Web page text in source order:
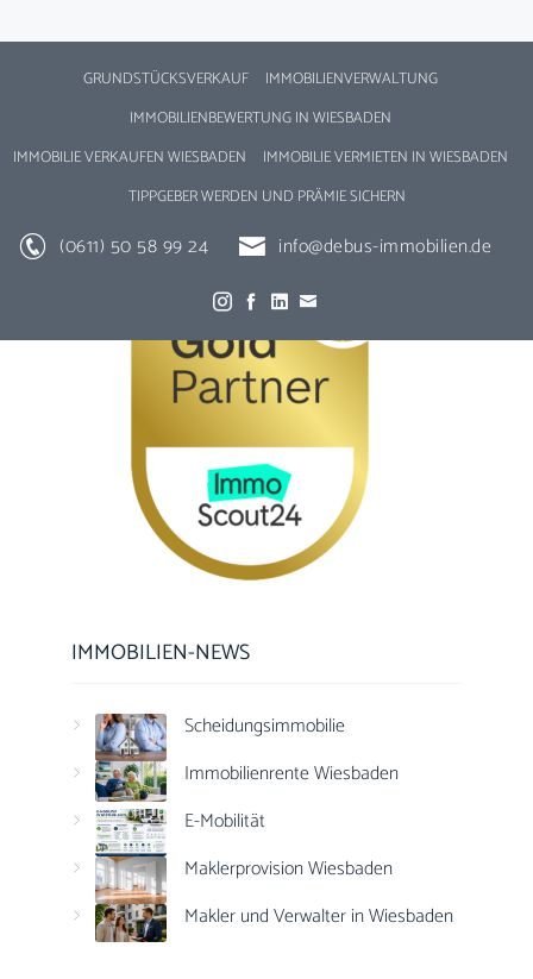
GRUNDSTÜCKSVERKAUF
IMMOBILIENVERWALTUNG
IMMOBILIENBEWERTUNG IN WIESBADEN
IMMOBILIE VERKAUFEN WIESBADEN
IMMOBILIE VERMIETEN IN WIESBADEN
TIPPGEBER WERDEN UND PRÄMIE SICHERN
(0611) 50 58 99 24 info@debus-immobilien.de
IMMOBILIEN-NEWS
Scheidungsimmobilie
Immobilienrente Wiesbaden
E-Mobilität
Maklerprovision Wiesbaden
Makler und Verwalter in Wiesbaden